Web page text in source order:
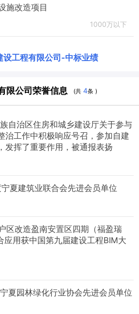
施改造项目
1000万以下
设工程有限公司 -中标业绩
限公司荣誉信息 (共4条 )
自治区住房和城乡建设厅关于参与
治工作中积极响应号召，参加自建
发挥了重要作用，被通报表扬
夏建筑业联合会先进会员单位
区改造盈南安置区四期（福盈瑞
应用获中国第九届建设工程BIM大
夏园林绿化行业协会先进会员单位